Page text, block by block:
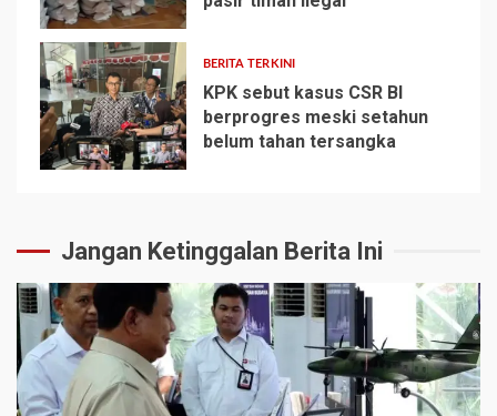
4
5
BERITA TERKINI
KPK sebut kasus CSR BI
berprogres meski setahun
belum tahan tersangka
Jangan Ketinggalan Berita Ini